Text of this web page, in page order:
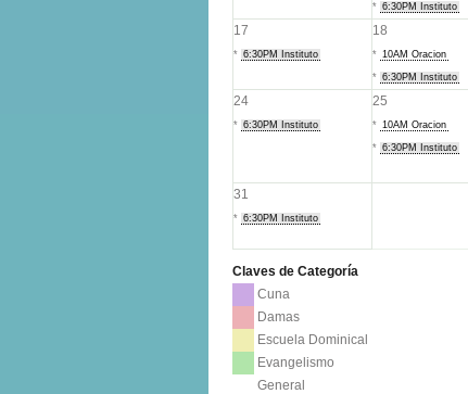
* 6:30PM Instituto
17
* 6:30PM Instituto
18
* 10AM Oracion
* 6:30PM Instituto
24
* 6:30PM Instituto
25
* 10AM Oracion
* 6:30PM Instituto
31
* 6:30PM Instituto
Claves de Categoría
Cuna
Damas
Escuela Dominical
Evangelismo
General